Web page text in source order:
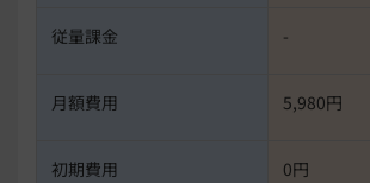
従量課金 -
月額費用 5,980円
初期費用 0円